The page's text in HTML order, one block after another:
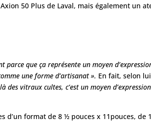
50 Plus de Laval, mais également un
parce que ça représente un moyen
une forme d’artisanat ». En fait, selon
vitraux cultes, c’est un moyen
d’un format de 8 ½ pouces x 11pouces, de